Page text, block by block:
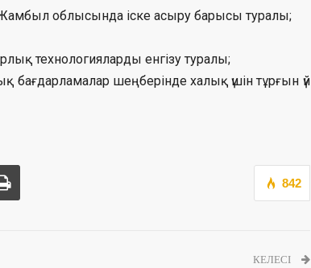
облысында іске асыру барысы туралы;
технологияларды енгізу туралы;
бағдарламалар шеңберінде халық үшін тұрғын үй
842
КЕЛЕСІ